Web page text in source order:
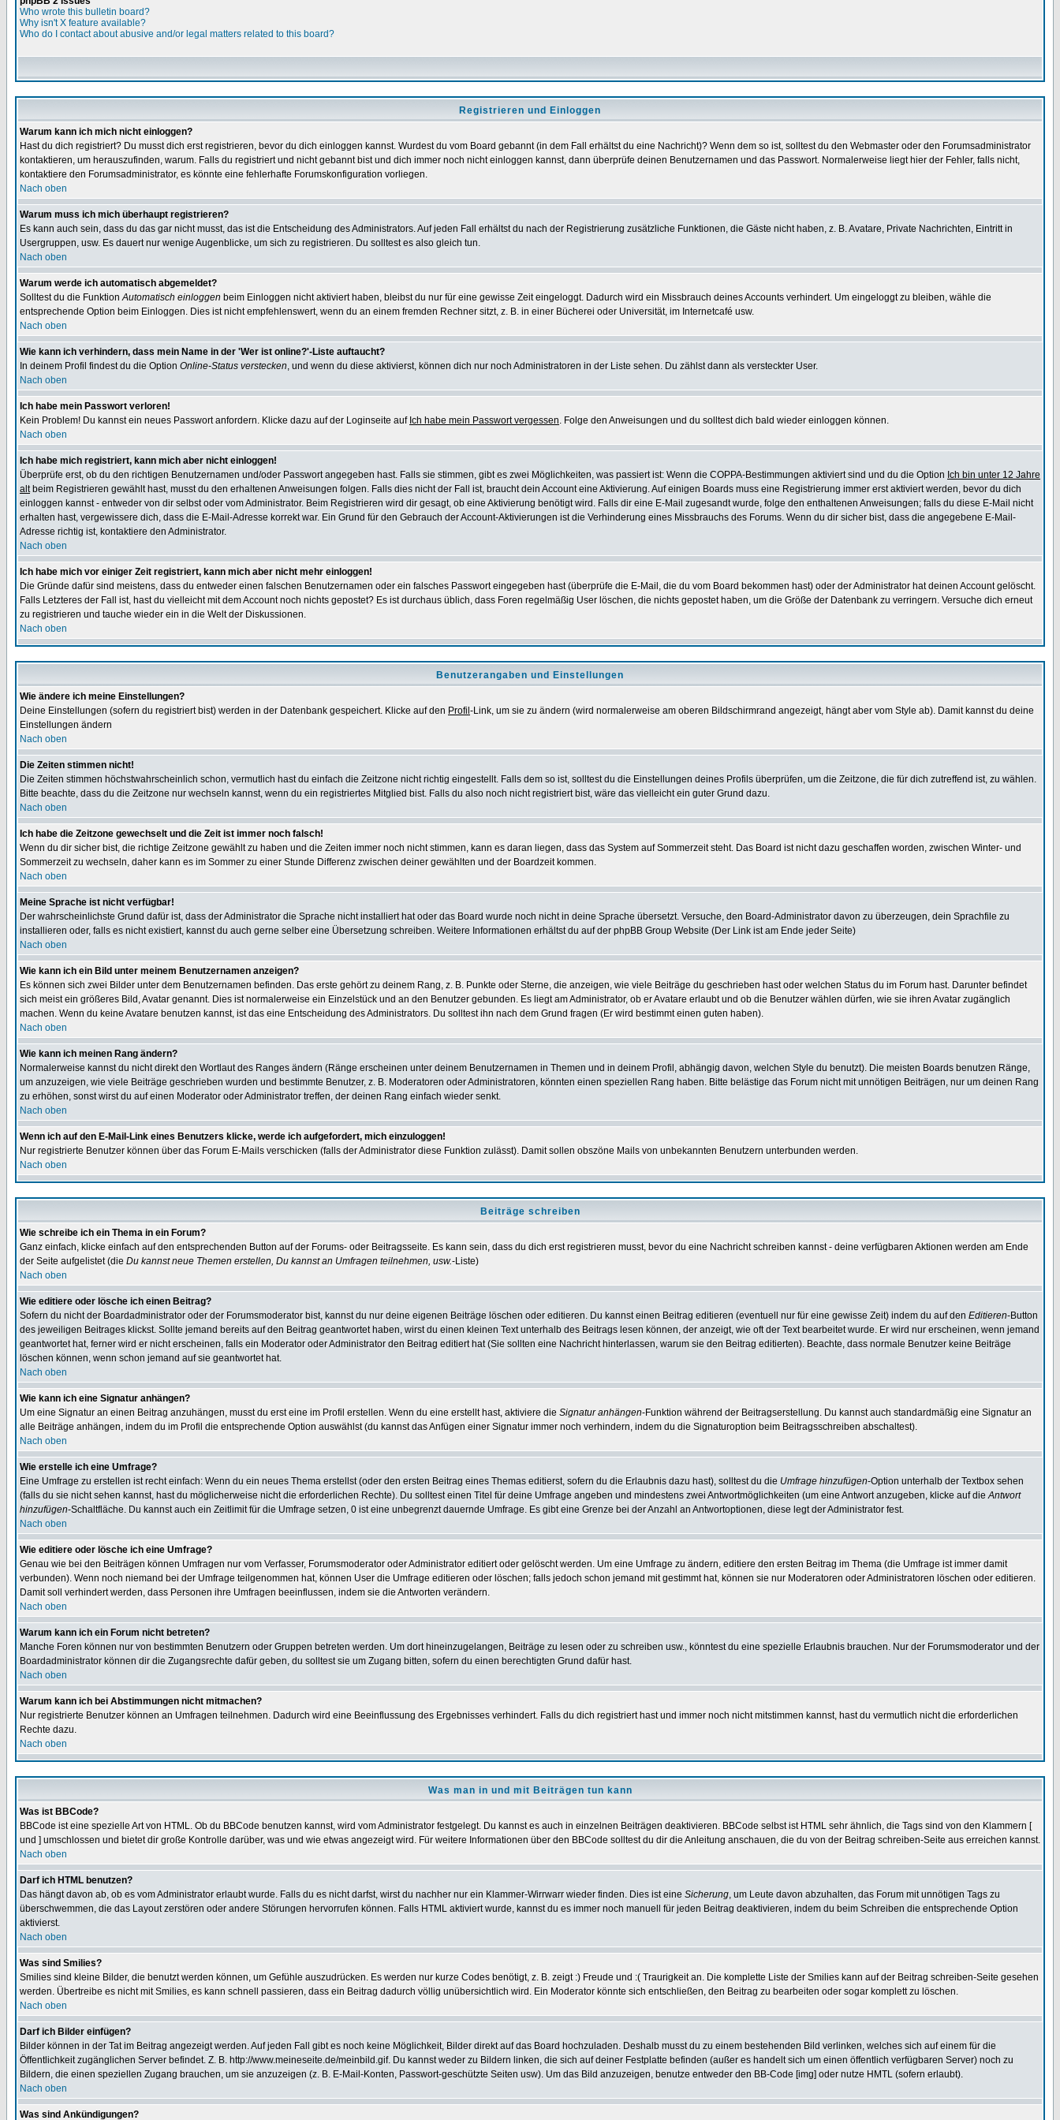
Who wrote this bulletin board?
Why isn't X feature available?
Who do I contact about abusive and/or legal matters related to this board?
Registrieren und Einloggen
Warum kann ich mich nicht einloggen?
Hast du dich registriert? Du musst dich erst registrieren, bevor du dich einloggen kannst. Wurdest du vom Board gebannt (in dem Fall erhältst du eine Nachricht)? Wenn dem so ist, solltest du den Webmaster oder den Forumsadministrator
kontaktieren, um herauszufinden, warum. Falls du registriert und nicht gebannt bist und dich immer noch nicht einloggen kannst, dann überprüfe deinen Benutzernamen und das Passwort. Normalerweise liegt hier der Fehler, falls nicht,
kontaktiere den Forumsadministrator, es könnte eine fehlerhafte Forumskonfiguration vorliegen.
Nach oben
Warum muss ich mich überhaupt registrieren?
Es kann auch sein, dass du das gar nicht musst, das ist die Entscheidung des Administrators. Auf jeden Fall erhältst du nach der Registrierung zusätzliche Funktionen, die Gäste nicht haben, z. B. Avatare, Private Nachrichten, Eintritt in
Usergruppen, usw. Es dauert nur wenige Augenblicke, um sich zu registrieren. Du solltest es also gleich tun.
Nach oben
Warum werde ich automatisch abgemeldet?
Solltest du die FunktionAutomatisch einloggen beim Einloggen nicht aktiviert haben, bleibst du nur für eine gewisse Zeit eingeloggt. Dadurch wird ein Missbrauch deines Accounts verhindert. Um eingeloggt zu bleiben, wähle die
entsprechende Option beim Einloggen. Dies ist nicht empfehlenswert, wenn du an einem fremden Rechner sitzt, z. B. in einer Bücherei oder Universität, im Internetcafé usw.
Nach oben
Wie kann ich verhindern, dass mein Name in der 'Wer ist online?'-Liste auftaucht?
In deinem Profil findest du die Option Online-Status verstecken, und wenn du diese aktivierst, können dich nur noch Administratoren in der Liste sehen. Du zählst dann als versteckter User.
Nach oben
Ich habe mein Passwort verloren!
Kein Problem! Du kannst ein neues Passwort anfordern. Klicke dazu auf der Loginseite auf Ich habe mein Passwort vergessen. Folge den Anweisungen und du solltest dich bald wieder einloggen können.
Nach oben
Ich habe mich registriert, kann mich aber nicht einloggen!
Überprüfe erst, ob du den richtigen Benutzernamen und/oder Passwort angegeben hast. Falls sie stimmen, gibt es zwei Möglichkeiten, was passiert ist: Wenn die COPPA-Bestimmungen aktiviert sind und du die Option Ich bin unter 12 Jahre
altbeim Registrieren gewählt hast, musst du den erhaltenen Anweisungen folgen. Falls dies nicht der Fall ist, braucht dein Account eine Aktivierung. Auf einigen Boards muss eine Registrierung immer erst aktiviert werden, bevor du dich
einloggen kannst - entweder von dir selbst oder vom Administrator. Beim Registrieren wird dir gesagt, ob eine Aktivierung benötigt wird. Falls dir eine E-Mail zugesandt wurde, folge den enthaltenen Anweisungen; falls du diese E-Mail nicht
erhalten hast, vergewissere dich, dass die E-Mail-Adresse korrekt war. Ein Grund für den Gebrauch der Account-Aktivierungen ist die Verhinderung eines Missbrauchs des Forums. Wenn du dir sicher bist, dass die angegebene E-Mail-
Adresse richtig ist, kontaktiere den Administrator.
Nach oben
Ich habe mich vor einiger Zeit registriert, kann mich aber nicht mehr einloggen!
Die Gründe dafür sind meistens, dass du entweder einen falschen Benutzernamen oder ein falsches Passwort eingegeben hast (überprüfe die E-Mail, die du vom Board bekommen hast) oder der Administrator hat deinen Account gelöscht.
Falls Letzteres der Fall ist, hast du vielleicht mit dem Account noch nichts gepostet? Es ist durchaus üblich, dass Foren regelmäßig User löschen, die nichts gepostet haben, um die Größe der Datenbank zu verringern. Versuche dich erneut
zu registrieren und tauche wieder ein in die Welt der Diskussionen.
Nach oben
Benutzerangaben und Einstellungen
Wie ändere ich meine Einstellungen?
Deine Einstellungen (sofern du registriert bist) werden in der Datenbank gespeichert. Klicke auf den Profil -Link, um sie zu ändern (wird normalerweise am oberen Bildschirmrand angezeigt, hängt aber vom Style ab). Damit kannst du deine
Einstellungen ändern
Nach oben
Die Zeiten stimmen nicht!
Die Zeiten stimmen höchstwahrscheinlich schon, vermutlich hast du einfach die Zeitzone nicht richtig eingestellt. Falls dem so ist, solltest du die Einstellungen deines Profils überprüfen, um die Zeitzone, die für dich zutreffend ist, zu wählen.
Bitte beachte, dass du die Zeitzone nur wechseln kannst, wenn du ein registriertes Mitglied bist. Falls du also noch nicht registriert bist, wäre das vielleicht ein guter Grund dazu.
Nach oben
Ich habe die Zeitzone gewechselt und die Zeit ist immer noch falsch!
Wenn du dir sicher bist, die richtige Zeitzone gewählt zu haben und die Zeiten immer noch nicht stimmen, kann es daran liegen, dass das System auf Sommerzeit steht. Das Board ist nicht dazu geschaffen worden, zwischen Winter- und
Sommerzeit zu wechseln, daher kann es im Sommer zu einer Stunde Differenz zwischen deiner gewählten und der Boardzeit kommen.
Nach oben
Meine Sprache ist nicht verfügbar!
Der wahrscheinlichste Grund dafür ist, dass der Administrator die Sprache nicht installiert hat oder das Board wurde noch nicht in deine Sprache übersetzt. Versuche, den Board-Administrator davon zu überzeugen, dein Sprachfile zu
installieren oder, falls es nicht existiert, kannst du auch gerne selber eine Übersetzung schreiben. Weitere Informationen erhältst du auf der phpBB Group Website (Der Link ist am Ende jeder Seite)
Nach oben
Wie kann ich ein Bild unter meinem Benutzernamen anzeigen?
Es können sich zwei Bilder unter dem Benutzernamen befinden. Das erste gehört zu deinem Rang, z. B. Punkte oder Sterne, die anzeigen, wie viele Beiträge du geschrieben hast oder welchen Status du im Forum hast. Darunter befindet
sich meist ein größeres Bild, Avatar genannt. Dies ist normalerweise ein Einzelstück und an den Benutzer gebunden. Es liegt am Administrator, ob er Avatare erlaubt und ob die Benutzer wählen dürfen, wie sie ihren Avatar zugänglich
machen. Wenn du keine Avatare benutzen kannst, ist das eine Entscheidung des Administrators. Du solltest ihn nach dem Grund fragen (Er wird bestimmt einen guten haben).
Nach oben
Wie kann ich meinen Rang ändern?
Normalerweise kannst du nicht direkt den Wortlaut des Ranges ändern (Ränge erscheinen unter deinem Benutzernamen in Themen und in deinem Profil, abhängig davon, welchen Style du benutzt). Die meisten Boards benutzen Ränge,
um anzuzeigen, wie viele Beiträge geschrieben wurden und bestimmte Benutzer, z. B. Moderatoren oder Administratoren, könnten einen speziellen Rang haben. Bitte belästige das Forum nicht mit unnötigen Beiträgen, nur um deinen Rang
zu erhöhen, sonst wirst du auf einen Moderator oder Administrator treffen, der deinen Rang einfach wieder senkt.
Nach oben
Wenn ich auf den E-Mail-Link eines Benutzers klicke, werde ich aufgefordert, mich einzuloggen!
Nur registrierte Benutzer können über das Forum E-Mails verschicken (falls der Administrator diese Funktion zulässt). Damit sollen obszöne Mails von unbekannten Benutzern unterbunden werden.
Nach oben
Beiträge schreiben
Wie schreibe ich ein Thema in ein Forum?
Ganz einfach, klicke einfach auf den entsprechenden Button auf der Forums- oder Beitragsseite. Es kann sein, dass du dich erst registrieren musst, bevor du eine Nachricht schreiben kannst - deine verfügbaren Aktionen werden am Ende
der Seite aufgelistet (die Du kannst neue Themen erstellen, Du kannst an Umfragen teilnehmen, usw.-Liste)
Nach oben
Wie editiere oder lösche ich einen Beitrag?
Sofern du nicht der Boardadministrator oder der Forumsmoderator bist, kannst du nur deine eigenen Beiträge löschen oder editieren. Du kannst einen Beitrag editieren (eventuell nur für eine gewisse Zeit) indem du auf den Editieren-Button
des jeweiligen Beitrages klickst. Sollte jemand bereits auf den Beitrag geantwortet haben, wirst du einen kleinen Text unterhalb des Beitrags lesen können, der anzeigt, wie oft der Text bearbeitet wurde. Er wird nur erscheinen, wenn jemand
geantwortet hat, ferner wird er nicht erscheinen, falls ein Moderator oder Administrator den Beitrag editiert hat (Sie sollten eine Nachricht hinterlassen, warum sie den Beitrag editierten). Beachte, dass normale Benutzer keine Beiträge
löschen können, wenn schon jemand auf sie geantwortet hat.
Nach oben
Wie kann ich eine Signatur anhängen?
Um eine Signatur an einen Beitrag anzuhängen, musst du erst eine im Profil erstellen. Wenn du eine erstellt hast, aktiviere die Signatur anhängen-Funktion während der Beitragserstellung. Du kannst auch standardmäßig eine Signatur an
alle Beiträge anhängen, indem du im Profil die entsprechende Option auswählst (du kannst das Anfügen einer Signatur immer noch verhindern, indem du die Signaturoption beim Beitragsschreiben abschaltest).
Nach oben
Wie erstelle ich eine Umfrage?
Eine Umfrage zu erstellen ist recht einfach: Wenn du ein neues Thema erstellst (oder den ersten Beitrag eines Themas editierst, sofern du die Erlaubnis dazu hast), solltest du die Umfrage hinzufügen-Option unterhalb der Textbox sehen
(falls du sie nicht sehen kannst, hast du möglicherweise nicht die erforderlichen Rechte). Du solltest einen Titel für deine Umfrage angeben und mindestens zwei Antwortmöglichkeiten (um eine Antwort anzugeben, klicke auf dieAntwort
hinzufügen-Schaltfläche. Du kannst auch ein Zeitlimit für die Umfrage setzen, 0 ist eine unbegrenzt dauernde Umfrage. Es gibt eine Grenze bei der Anzahl an Antwortoptionen, diese legt der Administrator fest.
Nach oben
Wie editiere oder lösche ich eine Umfrage?
Genau wie bei den Beiträgen können Umfragen nur vom Verfasser, Forumsmoderator oder Administrator editiert oder gelöscht werden. Um eine Umfrage zu ändern, editiere den ersten Beitrag im Thema (die Umfrage ist immer damit
verbunden). Wenn noch niemand bei der Umfrage teilgenommen hat, können User die Umfrage editieren oder löschen; falls jedoch schon jemand mit gestimmt hat, können sie nur Moderatoren oder Administratoren löschen oder editieren.
Damit soll verhindert werden, dass Personen ihre Umfragen beeinflussen, indem sie die Antworten verändern.
Nach oben
Warum kann ich ein Forum nicht betreten?
Manche Foren können nur von bestimmten Benutzern oder Gruppen betreten werden. Um dort hineinzugelangen, Beiträge zu lesen oder zu schreiben usw., könntest du eine spezielle Erlaubnis brauchen. Nur der Forumsmoderator und der
Boardadministrator können dir die Zugangsrechte dafür geben, du solltest sie um Zugang bitten, sofern du einen berechtigten Grund dafür hast.
Nach oben
Warum kann ich bei Abstimmungen nicht mitmachen?
Nur registrierte Benutzer können an Umfragen teilnehmen. Dadurch wird eine Beeinflussung des Ergebnisses verhindert. Falls du dich registriert hast und immer noch nicht mitstimmen kannst, hast du vermutlich nicht die erforderlichen
Rechte dazu.
Nach oben
Was man in und mit Beiträgen tun kann
Was ist BBCode?
BBCode ist eine spezielle Art von HTML. Ob du BBCode benutzen kannst, wird vom Administrator festgelegt. Du kannst es auch in einzelnen Beiträgen deaktivieren. BBCode selbst ist HTML sehr ähnlich, die Tags sind von den Klammern [
und ] umschlossen und bietet dir große Kontrolle darüber, was und wie etwas angezeigt wird. Für weitere Informationen über den BBCode solltest du dir die Anleitung anschauen, die du von der Beitrag schreiben-Seite aus erreichen kannst.
Nach oben
Darf ich HTML benutzen?
Das hängt davon ab, ob es vom Administrator erlaubt wurde. Falls du es nicht darfst, wirst du nachher nur ein Klammer-Wirrwarr wieder finden. Dies ist eine Sicherung, um Leute davon abzuhalten, das Forum mit unnötigen Tags zu
überschwemmen, die das Layout zerstören oder andere Störungen hervorrufen können. Falls HTML aktiviert wurde, kannst du es immer noch manuell für jeden Beitrag deaktivieren, indem du beim Schreiben die entsprechende Option
aktivierst.
Nach oben
Was sind Smilies?
Smilies sind kleine Bilder, die benutzt werden können, um Gefühle auszudrücken. Es werden nur kurze Codes benötigt, z. B. zeigt :) Freude und :( Traurigkeit an. Die komplette Liste der Smilies kann auf der Beitrag schreiben-Seite gesehen
werden. Übertreibe es nicht mit Smilies, es kann schnell passieren, dass ein Beitrag dadurch völlig unübersichtlich wird. Ein Moderator könnte sich entschließen, den Beitrag zu bearbeiten oder sogar komplett zu löschen.
Nach oben
Darf ich Bilder einfügen?
Bilder können in der Tat im Beitrag angezeigt werden. Auf jeden Fall gibt es noch keine Möglichkeit, Bilder direkt auf das Board hochzuladen. Deshalb musst du zu einem bestehenden Bild verlinken, welches sich auf einem für die
Öffentlichkeit zugänglichen Server befindet. Z. B. http://www.meineseite.de/meinbild.gif. Du kannst weder zu Bildern linken, die sich auf deiner Festplatte befinden (außer es handelt sich um einen öffentlich verfügbaren Server) noch zu
Bildern, die einen speziellen Zugang brauchen, um sie anzuzeigen (z. B. E-Mail-Konten, Passwort-geschützte Seiten usw). Um das Bild anzuzeigen, benutze entweder den BB-Code [img] oder nutze HMTL (sofern erlaubt).
Nach oben
Was sind Ankündigungen?